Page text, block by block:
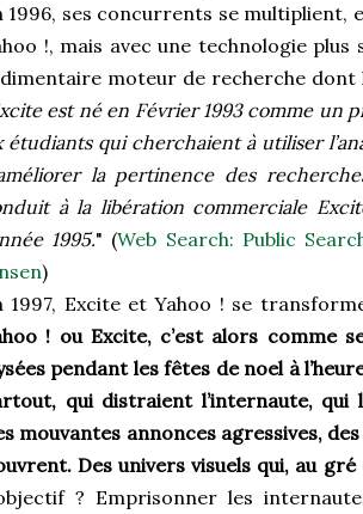
1996, ses concurrents se multiplient,
!, mais avec une technologie
moteur de recherche
est né en Février 1993 comme un
étudiants qui cherchaient à utiliser
la pertinence des
à la libération commerciale
1995." (Web Search: Public
)
1997, Excite et Yahoo ! se
! ou Excite, c’est alors comme
pendant les fêtes de noel à
qui distraient l’internaute, qui
mouvantes annonces agressives,
Des univers visuels qui, au
? Emprisonner les